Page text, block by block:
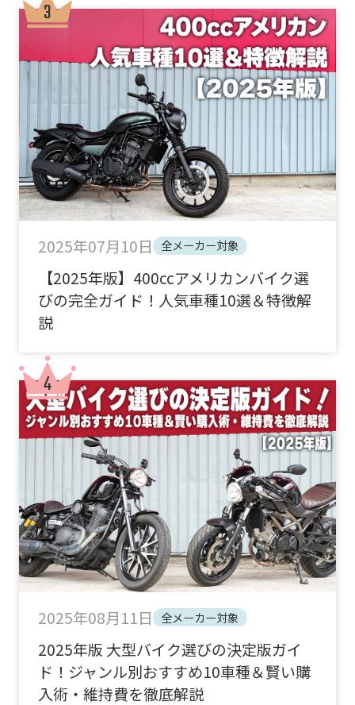
2025年07月10日 全メーカー対象
【2025年版】400ccアメリカンバイク選
びの完全ガイド！人気車種10選＆特徴解
説
2025年08月11日 全メーカー対象
2025年版 大型バイク選びの決定版ガイ
ド！ジャンル別おすすめ10車種＆賢い購
入術・維持費を徹底解説